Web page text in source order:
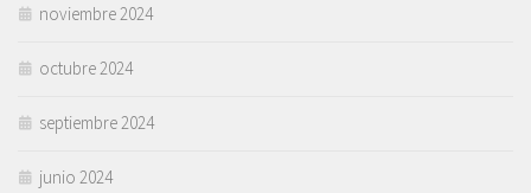
noviembre 2024
octubre 2024
septiembre 2024
junio 2024